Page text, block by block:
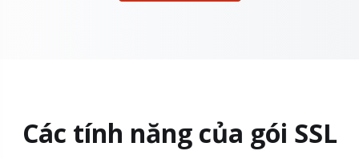
Các tính năng của gói SSL